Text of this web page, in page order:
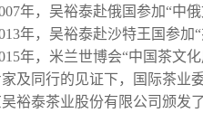
年，吴裕泰赴俄国参加“中
年，吴裕泰赴沙特王国参加
年，米兰世博会“中国茶文
及同行的见证下，国际茶业
裕泰茶业股份有限公司颁发